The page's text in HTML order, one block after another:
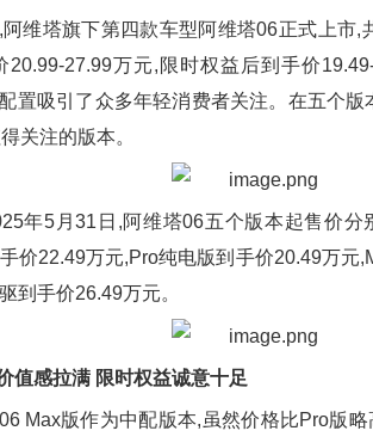
塔旗下第四款车型阿维塔06正式上市,
20.99-27.99万元,限时权益后到手价
置吸引了众多年轻消费者关注。在五个版
关注的版本。
5月31日,阿维塔06五个版本起售价分
价22.49万元,Pro纯电版到手价20.49万元
到手价26.49万元。
值感拉满 限时权益诚意十足
版作为中配版本,虽然价格比Pro版略